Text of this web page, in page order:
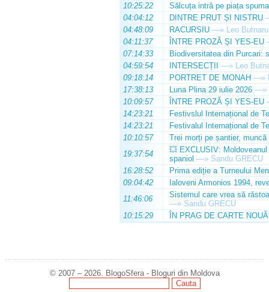
10:25:22
Sălcuța intră pe piața
04:04:12
DINTRE PRUT ȘI NISTRU
04:48:09
RACURSIU —» Leo Butnaru
04:11:37
ÎNTRE PROZĂ ȘI YES-EU
07:14:33
Biodiversitatea din Purcari:
04:59:54
INTERSECȚII —» Leo
09:18:14
PORTRET DE MONAH —»
17:38:13
Luna Plina 29 iulie 2026 —»
10:09:57
ÎNTRE PROZĂ ȘI YES-EU
14:23:21
Festivslul Internațional de
14:23:21
Festivalul Internațional de
10:10:57
Trei morți pe șantier, muncă
19:37:54
💥 EXCLUSIV:
spaniol —» Sandu GRECU
16:28:52
Prima ediție a Turneului
09:04:42
Ialoveni Armonios 1994,
11:46:06
Sistemul care vrea să
—» Sandu GRECU
10:15:29
ÎN PRAG DE CARTE NOUĂ
© 2007 – 2026. BlogoSfera - Bloguri din Moldova